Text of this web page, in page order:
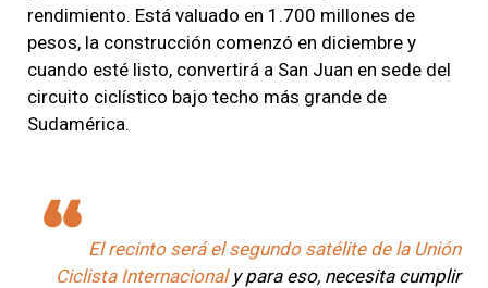
rendimiento. Está valuado en 1.700 millones de
pesos, la construcción comenzó en diciembre y
cuando esté listo, convertirá a San Juan en sede del
circuito ciclístico bajo techo más grande de
Sudamérica.
El recinto será el segundo satélite de la Unión
Ciclista Internacionaly para eso, necesita cumplir